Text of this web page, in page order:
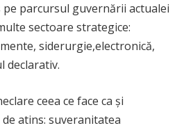
pe parcursul guvernării actualei
sectoare strategice:
siderurgie,electronică,
declarativ.
ceea ce face ca și
atins: suveranitatea